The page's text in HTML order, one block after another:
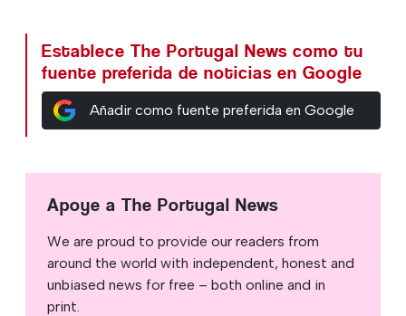
Establece The Portugal News como tu
fuente preferida de noticias en Google
Añadir como fuente preferida en Google
Apoye a The Portugal News
We are proud to provide our readers from
around the world with independent, honest and
unbiased news for free – both online and in
print.